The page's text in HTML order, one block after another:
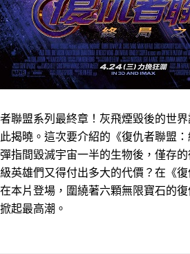
者聯盟系列最終章！灰飛煙毀後的世
揭曉。這次要介紹的《復仇者聯盟
指間毀滅宇宙一半的生物後，僅存
英雄們又得付出多大的代價？在《
本片登場，圍繞著六顆無限寶石的
起最高潮。